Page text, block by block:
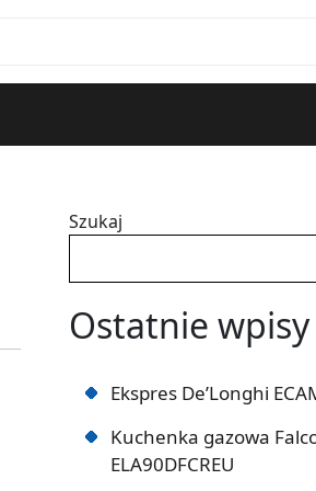
Szukaj
Ostatnie wpisy
Ekspres De’Longhi
Kuchenka gazowa
ELA90DFCREU